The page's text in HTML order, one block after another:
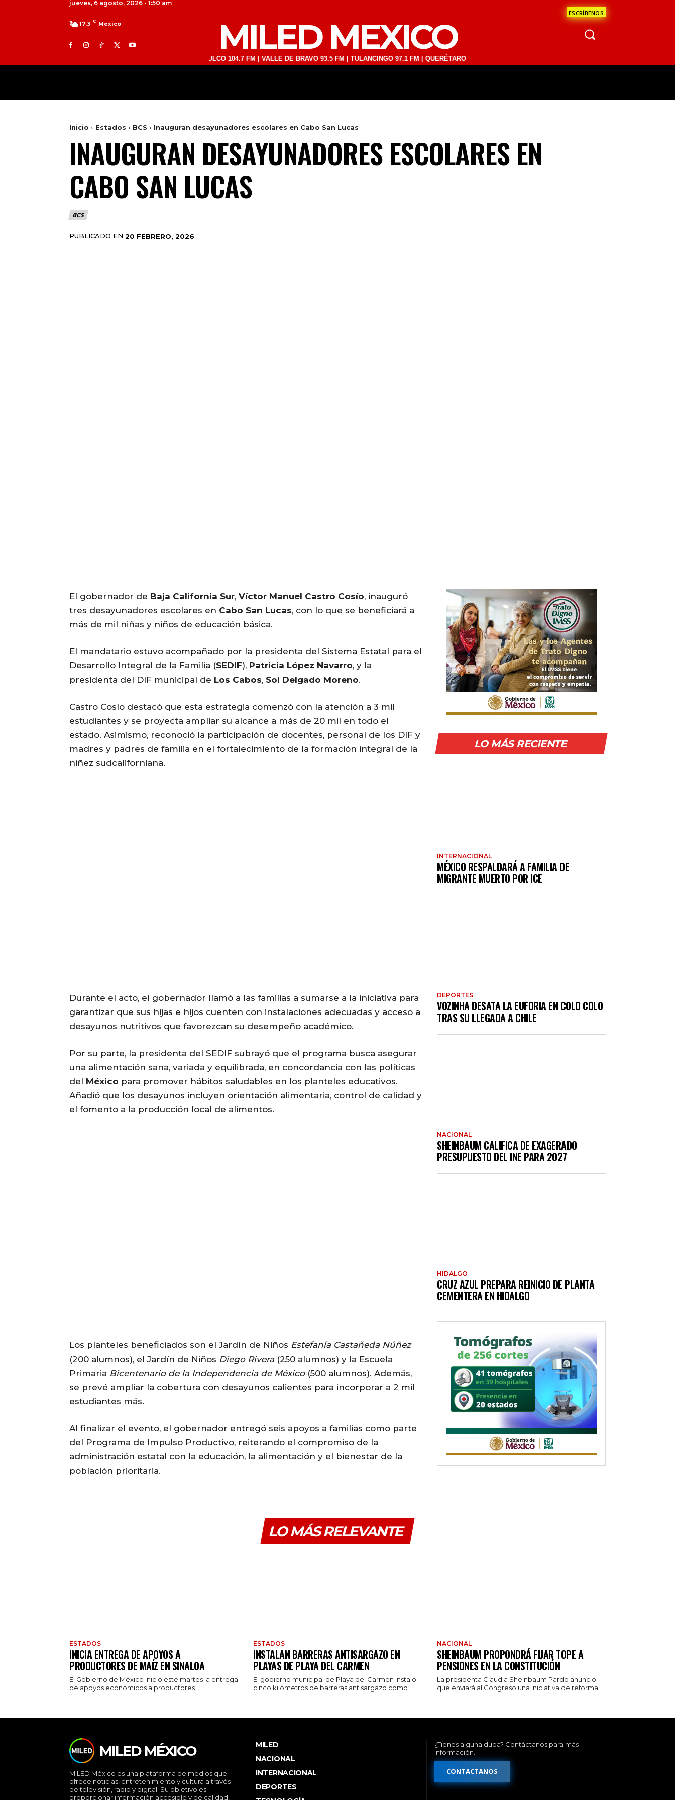
jueves, 6 agosto, 2026 - 1:50 am
ESCRÍBENOS
17.3 C Mexico MILED MEXICO
TOLUCA 98.9 FM | ATLACOMULCO 104.7 FM | VALLE DE BRAVO 93.5 FM | TULANCINGO 97.1 FM | QUERÉTARO 103.1 FM | SAN JUAN DEL RÍO 93.1 FM | GUADALAJARA 1510 AM | LA
Inicio Estados BCS Inauguran desayunadores escolares en Cabo San Lucas
INAUGURAN DESAYUNADORES ESCOLARES EN
CABO SAN LUCAS
BCS
PUBLICADO EN 20 FEBRERO, 2026
El gobernador de Baja California Sur, Víctor Manuel Castro Cosío, inauguró
tres desayunadores escolares en Cabo San Lucas, con lo que se beneficiará a
más de mil niñas y niños de educación básica.
El mandatario estuvo acompañado por la presidenta del Sistema Estatal para el
Desarrollo Integral de la Familia (SEDIF), Patricia López Navarro, y la
presidenta del DIF municipal de Los Cabos, Sol Delgado Moreno.
Castro Cosío destacó que esta estrategia comenzó con la atención a 3 mil
estudiantes y se proyecta ampliar su alcance a más de 20 mil en todo el
estado. Asimismo, reconoció la participación de docentes, personal de los DIF y
madres y padres de familia en el fortalecimiento de la formación integral de la
niñez sudcaliforniana.
Durante el acto, el gobernador llamó a las familias a sumarse a la iniciativa para
garantizar que sus hijas e hijos cuenten con instalaciones adecuadas y acceso a
desayunos nutritivos que favorezcan su desempeño académico.
Por su parte, la presidenta del SEDIF subrayó que el programa busca asegurar
una alimentación sana, variada y equilibrada, en concordancia con las políticas
del México para promover hábitos saludables en los planteles educativos.
Añadió que los desayunos incluyen orientación alimentaria, control de calidad y
el fomento a la producción local de alimentos.
Los planteles beneficiados son el Jardín de Niños Estefanía Castañeda Núñez
(200 alumnos), el Jardín de Niños Diego Rivera(250 alumnos) y la Escuela
Primaria Bicentenario de la Independencia de México(500 alumnos). Además,
se prevé ampliar la cobertura con desayunos calientes para incorporar a 2 mil
estudiantes más.
Al finalizar el evento, el gobernador entregó seis apoyos a familias como parte
del Programa de Impulso Productivo, reiterando el compromiso de la
administración estatal con la educación, la alimentación y el bienestar de la
población prioritaria.
LO MÁS RECIENTE
INTERNACIONAL
MÉXICO RESPALDARÁ A FAMILIA DE
MIGRANTE MUERTO POR ICE
DEPORTES
VOZINHA DESATA LA EUFORIA EN COLO COLO
TRAS SU LLEGADA A CHILE
NACIONAL
SHEINBAUM CALIFICA DE EXAGERADO
PRESUPUESTO DEL INE PARA 2027
HIDALGO
CRUZ AZUL PREPARA REINICIO DE PLANTA
CEMENTERA EN HIDALGO
LO MÁS RELEVANTE
ESTADOS
INICIA ENTREGA DE APOYOS A
PRODUCTORES DE MAÍZ EN SINALOA
El Gobierno de México inició este martes la entrega
de apoyos económicos a productores...
ESTADOS
INSTALAN BARRERAS ANTISARGAZO EN
PLAYAS DE PLAYA DEL CARMEN
El gobierno municipal de Playa del Carmen instaló
cinco kilómetros de barreras antisargazo como...
NACIONAL
SHEINBAUM PROPONDRÁ FIJAR TOPE A
PENSIONES EN LA CONSTITUCIÓN
La presidenta Claudia Sheinbaum Pardo anunció
que enviará al Congreso una iniciativa de reforma...
MILED MÉXICO
MILED México es una plataforma de medios que
ofrece noticias, entretenimiento y cultura a través
de televisión, radio y digital. Su objetivo es
proporcionar información accesible y de calidad,
MILED
NACIONAL
INTERNACIONAL
DEPORTES
¿Tienes alguna duda? Contáctanos para más
información.
CONTACTANOS